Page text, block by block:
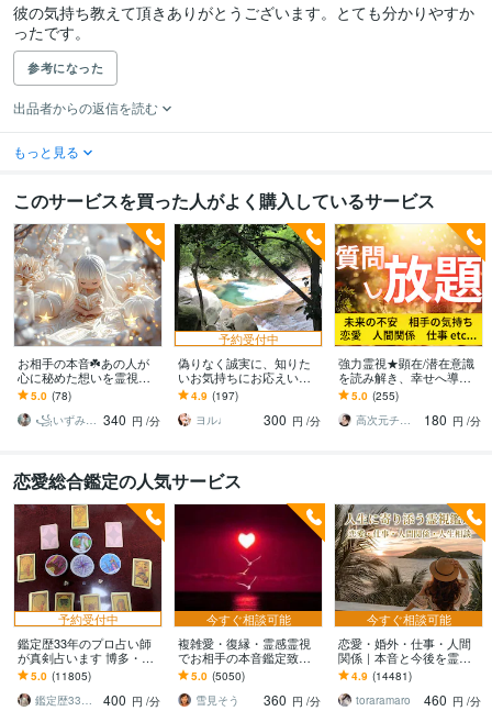
彼の気持ち教えて頂きありがとうございます。とても分かりやすか
ったです。
参考になった
出品者からの返信を読む
もっと見る
このサービスを買った人がよく購入しているサービス
お相手の本音☘️あの人が
心に秘めた想いを霊視し
ます プロ鑑定歴10年以
上】恋愛全般OK❤️好転時
期もお伝えします
5.0 (78)
꧁いずみ霊感透視鑑定師꧂ 340 円 /分
予約受付中
偽りなく誠実に、知りた
いお気持ちにお応えいた
します 現実鑑定✦真実を
知りたい方に✧ 知りたい
ことはなんですか？
4.9 (197)
ヨル♩
300 円 /分
強力霊視★顕在/潜在意識
を読み解き、幸せへ導き
ます 【質問し放題】恋
愛、パートナー関係、仕
事、相手の気持ち、未来
5.0 (255)
高次元チャネリング★ユキ7773
180 円 /分
恋愛総合鑑定の人気サービス
予約受付中
鑑定歴33年のプロ占い師
が真剣占います 博多・廓
屋の純血統占い祈願師
雷鳥
5.0 (11805)
鑑定歴33年のプロ占い師 雷鳥
400 円 /分
今すぐ相談可能
複雑愛・復縁・霊感霊視
でお相手の本音鑑定致し
ます 降りて来た言葉をそ
のままお伝えします。
5.0 (5050)
雪見そう
360 円 /分
今すぐ相談可能
恋愛・婚外・仕事・人間
関係｜本音と今後を霊視
ます 現実重視の鑑定｜本
質と今後の行動を具体的
にお伝えします
4.9 (14481)
toraramaro
460 円 /分